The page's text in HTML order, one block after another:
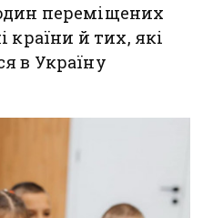
переміщених
країни й тих, які
в Україну